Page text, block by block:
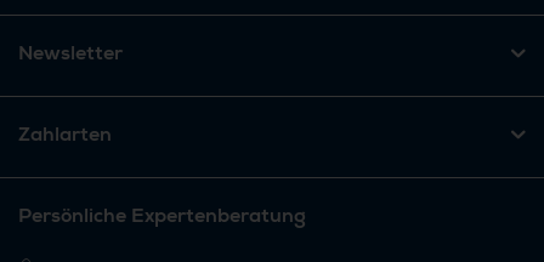
Newsletter
Zahlarten
Persönliche Expertenberatung